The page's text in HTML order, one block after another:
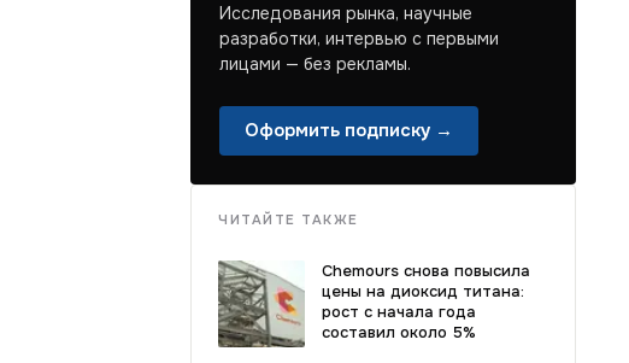
Исследования рынка, научные
разработки, интервью с первыми
лицами — без рекламы.
Оформить подписку →
ЧИТАЙТЕ ТАКЖЕ
Chemours снова повысила
цены на диоксид титана:
рост с начала года
составил около 5%